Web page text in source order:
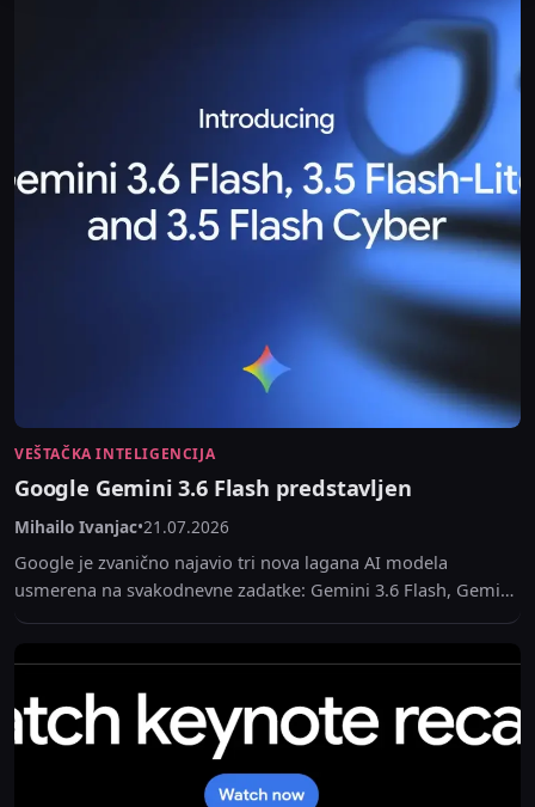
VEŠTAČKA INTELIGENCIJA
Google Gemini 3.6 Flash predstavljen
Mihailo Ivanjac•21.07.2026
Google je zvanično najavio tri nova lagana AI modela
usmerena na svakodnevne zadatke: Gemini 3.6 Flash, Gemini
3.5 Flash-Lite i specijalizovani Gemini 3.5 Flash...